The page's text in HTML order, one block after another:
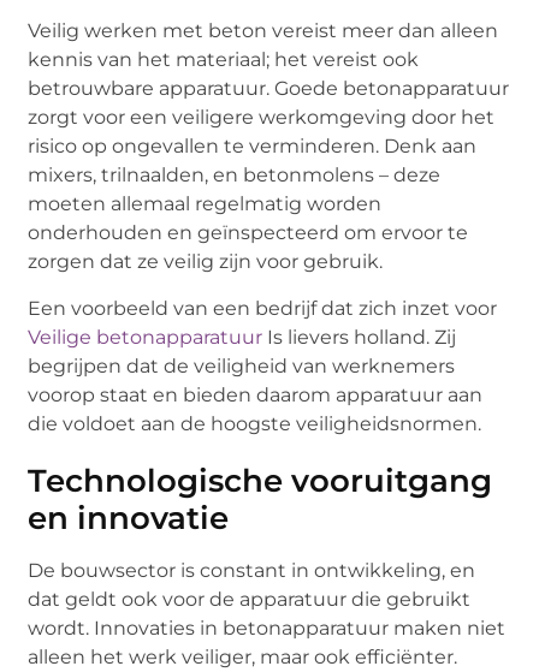
Veilig werken met beton vereist meer dan alleen
kennis van het materiaal; het vereist ook
betrouwbare apparatuur. Goede betonapparatuur
zorgt voor een veiligere werkomgeving door het
risico op ongevallen te verminderen. Denk aan
mixers, trilnaalden, en betonmolens – deze
moeten allemaal regelmatig worden
onderhouden en geïnspecteerd om ervoor te
zorgen dat ze veilig zijn voor gebruik.
Een voorbeeld van een bedrijf dat zich inzet voor
Veilige betonapparatuur Is lievers holland. Zij
begrijpen dat de veiligheid van werknemers
voorop staat en bieden daarom apparatuur aan
die voldoet aan de hoogste veiligheidsnormen.
Technologische vooruitgang
en innovatie
De bouwsector is constant in ontwikkeling, en
dat geldt ook voor de apparatuur die gebruikt
wordt. Innovaties in betonapparatuur maken niet
alleen het werk veiliger, maar ook efficiënter.